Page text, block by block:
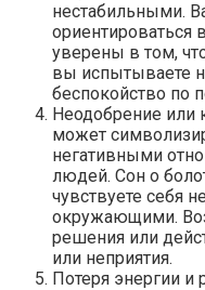
нестабильными.
ориентироваться
уверены в том,
вы испытываете
беспокойство по
Неодобрение или
может
негативными
людей. Сон о
чувствуете себя
окружающими.
решения или
или неприятия.
Потеря энергии и